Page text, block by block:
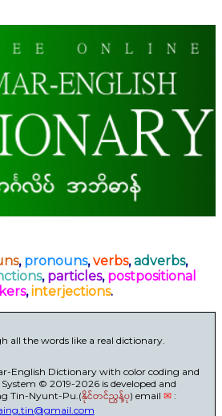
, pronouns,verbs,adverbs,
, particles, postpositional
,interjections.
all the words like a real dictionary.
English Dictionary with color coding and
System © 2019-2026 is developed and
Tin-Nyunt-Pu.(နိုင်တင်ညွန့်ပု) email ✉: